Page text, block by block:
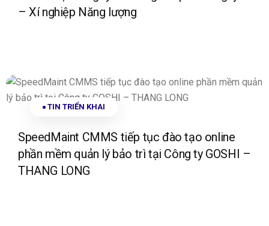
– Xí nghiệp Năng lượng
TIN TRIỂN KHAI
SpeedMaint CMMS tiếp tục đào tạo online
phần mềm quản lý bảo trì tại Công ty GOSHI –
THANG LONG